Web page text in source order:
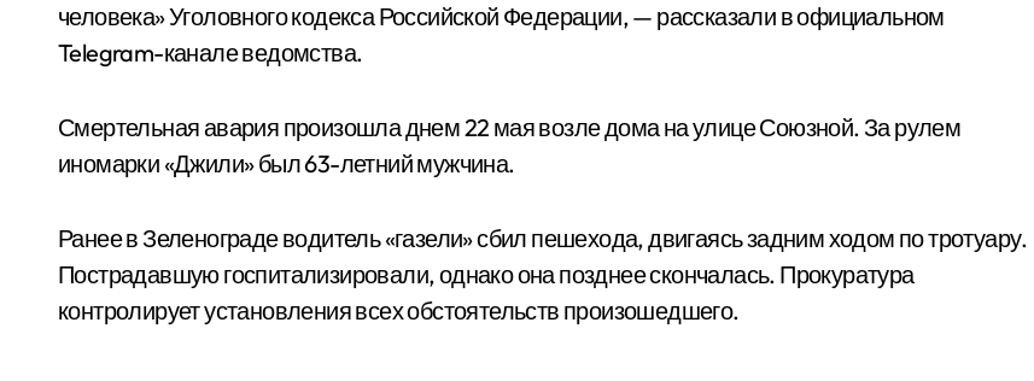
человека» Уголовного кодекса Российской Федерации, — рассказали в официальном
Telegram-канале ведомства.
Смертельная авария произошла днем 22 мая возле дома на улице Союзной. За рулем
иномарки «Джили» был 63-летний мужчина.
Ранее в Зеленограде водитель «газели» сбил пешехода, двигаясь задним ходом по тротуару.
Пострадавшую госпитализировали, однако она позднее скончалась. Прокуратура
контролирует установления всех обстоятельств произошедшего.